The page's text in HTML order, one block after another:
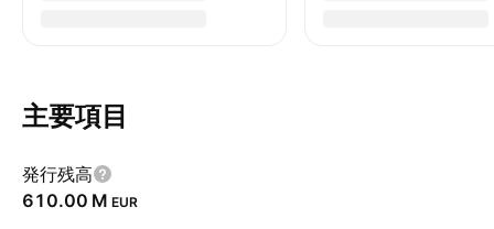
主要項目
発行残高
‪610.00 M‬ EUR